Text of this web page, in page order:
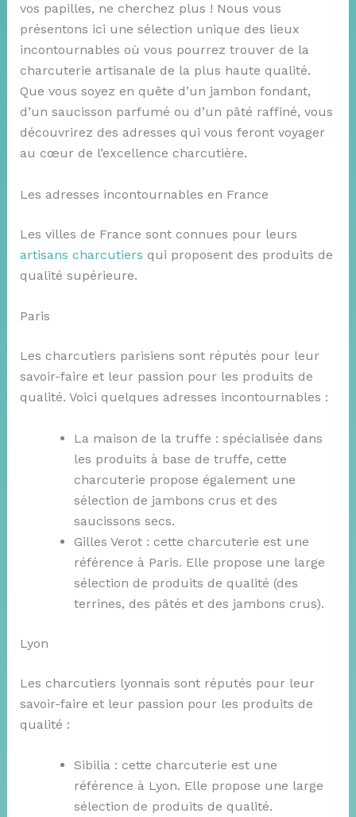
vos papilles, ne cherchez plus ! Nous vous
présentons ici une sélection unique des lieux
incontournables où vous pourrez trouver de la
charcuterie artisanale de la plus haute qualité.
Que vous soyez en quête d’un jambon fondant,
d’un saucisson parfumé ou d’un pâté raffiné, vous
découvrirez des adresses qui vous feront voyager
au cœur de l’excellence charcutière.
Les adresses incontournables en France
Les villes de France sont connues pour leurs
artisans charcutiers qui proposent des produits de
qualité supérieure.
Paris
Les charcutiers parisiens sont réputés pour leur
savoir-faire et leur passion pour les produits de
qualité. Voici quelques adresses incontournables :
La maison de la truffe : spécialisée dans
les produits à base de truffe, cette
charcuterie propose également une
sélection de jambons crus et des
saucissons secs.
Gilles Verot : cette charcuterie est une
référence à Paris. Elle propose une large
sélection de produits de qualité (des
terrines, des pâtés et des jambons crus).
Lyon
Les charcutiers lyonnais sont réputés pour leur
savoir-faire et leur passion pour les produits de
qualité :
Sibilia : cette charcuterie est une
référence à Lyon. Elle propose une large
sélection de produits de qualité.